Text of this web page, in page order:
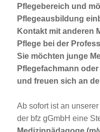
Pflegebereich und
Pflegeausbildung
Kontakt mit anderen
Pflege bei der
Sie möchten junge
Pflegefachmann
und freuen sich an
Ab sofort ist an
der bfz gGmbH eine